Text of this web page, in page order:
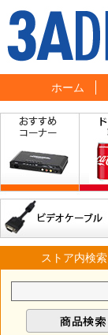
ホーム
ストア内検索